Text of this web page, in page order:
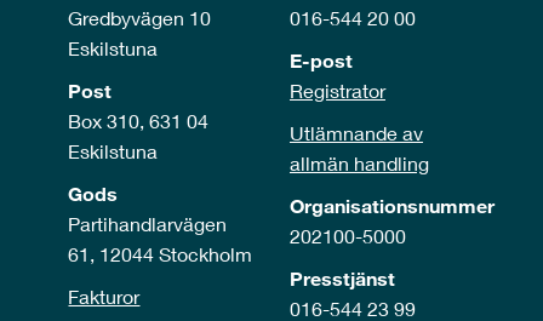
Gredbyvägen 10
Eskilstuna
Post
Box 310, 631 04
Eskilstuna
Gods
Partihandlarvägen
61, 12044 Stockholm
Fakturor
016-544 20 00
E-post
Registrator
Utlämnande av
allmän handling
Organisationsnummer
202100-5000
Presstjänst
016-544 23 99